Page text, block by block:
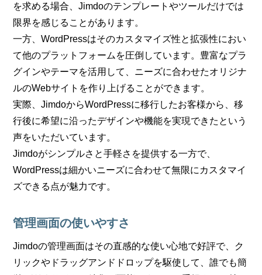
を求める場合、Jimdoのテンプレートやツールだけでは
限界を感じることがあります。
一方、WordPressはそのカスタマイズ性と拡張性におい
て他のプラットフォームを圧倒しています。豊富なプラ
グインやテーマを活用して、ニーズに合わせたオリジナ
ルのWebサイトを作り上げることができます。
実際、JimdoからWordPressに移行したお客様から、移
行後に希望に沿ったデザインや機能を実現できたという
声をいただいています。
Jimdoがシンプルさと手軽さを提供する一方で、
WordPressは細かいニーズに合わせて無限にカスタマイ
ズできる点が魅力です。
管理画面の使いやすさ
Jimdoの管理画面はその直感的な使い心地で好評で、ク
リックやドラッグアンドドロップを駆使して、誰でも簡